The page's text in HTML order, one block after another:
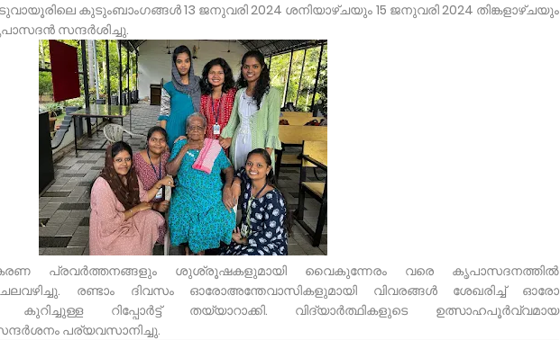
കുടുംബാംഗങ്ങൾ 13 ജനുവരി 2024 ശനിയാഴ്ചയും 15 ജനുവരി 2024 തിങ്കളാഴ്ചയും
സന്ദർശിച്ചു.
പ്രവർത്തനങ്ങളും ശുശ്രൂഷകളുമായി വൈകുന്നേരം വരെ കൃപാസദനത്തിൽ
രണ്ടാം ദിവസം ഓരോഅന്തേവാസികളുമായി വിവരങ്ങൾ ശേഖരിച്ച് ഓരോ
കുറിച്ചുള്ള റിപ്പോർട്ട് തയ്യാറാക്കി. വിദ്യാർത്ഥികളുടെ ഉത്സാഹപൂർവ്വമായ
പര്യവസാനിച്ചു.